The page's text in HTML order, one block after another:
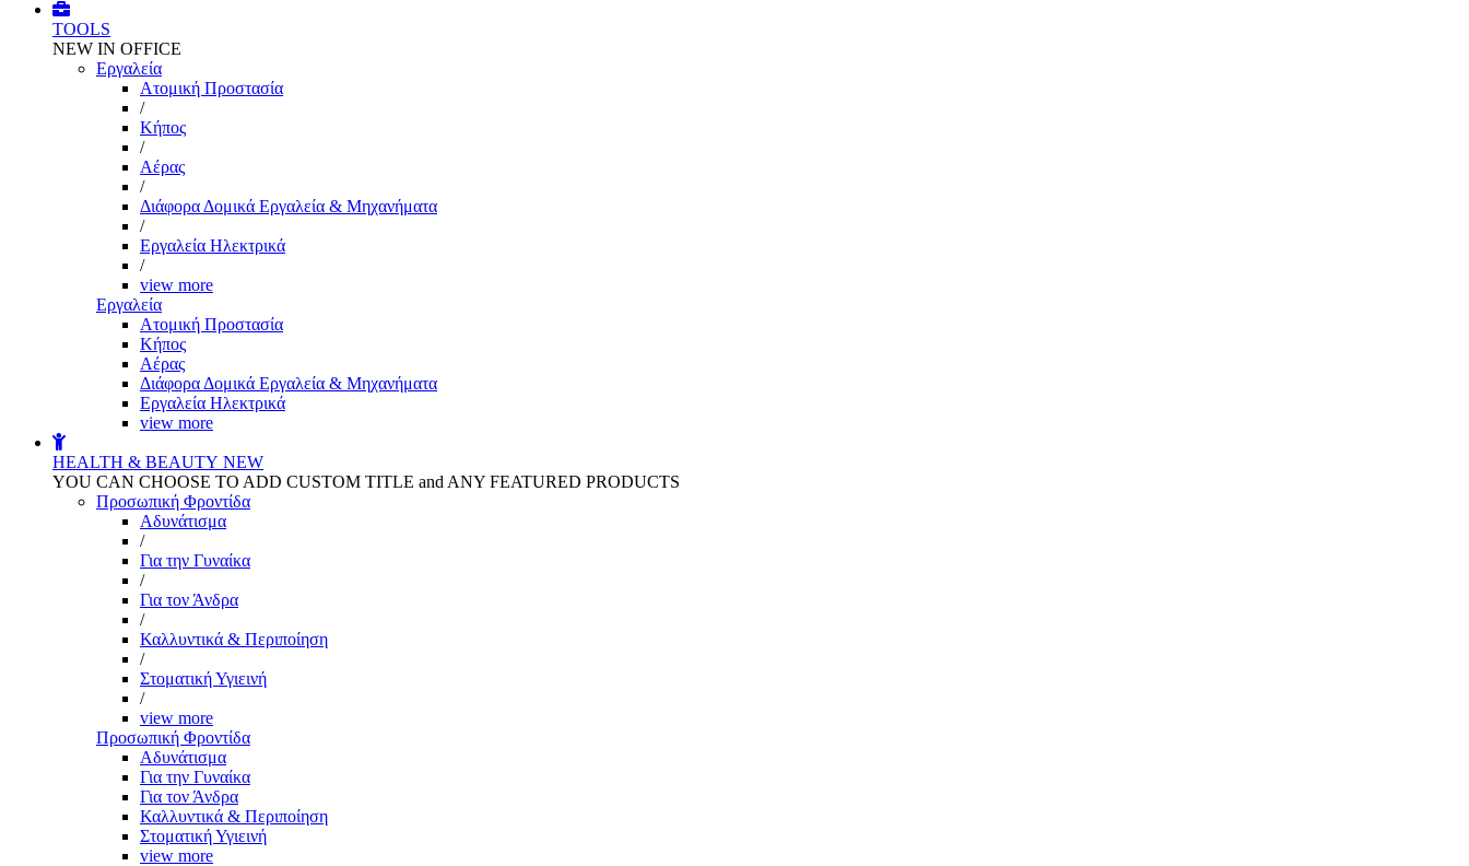
TOOLS
NEW IN OFFICE
Εργαλεία
Aτομική Προστασία
/
Kήπος
/
Αέρας
/
Διάφορα Δομικά Εργαλεία & Μηχανήματα
/
Εργαλεία Ηλεκτρικά
/
view more
Εργαλεία
Aτομική Προστασία
Kήπος
Αέρας
Διάφορα Δομικά Εργαλεία & Μηχανήματα
Εργαλεία Ηλεκτρικά
view more
HEALTH & BEAUTY NEW
YOU CAN CHOOSE TO ADD CUSTOM TITLE and ANY FEATURED PRODUCTS
Προσωπική Φροντίδα
Αδυνάτισμα
/
Για την Γυναίκα
/
Για τον Άνδρα
/
Καλλυντικά & Περιποίηση
/
Στοματική Υγιεινή
/
view more
Προσωπική Φροντίδα
Αδυνάτισμα
Για την Γυναίκα
Για τον Άνδρα
Καλλυντικά & Περιποίηση
Στοματική Υγιεινή
view more